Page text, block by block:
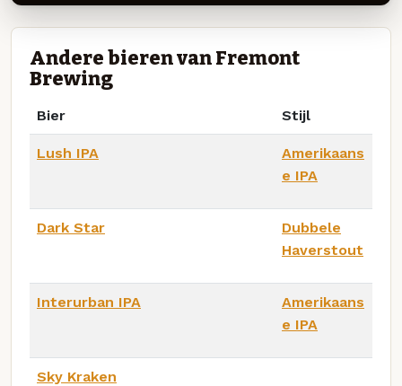
Andere bieren van Fremont
Brewing
Bier Stijl
Lush IPA
Amerikaans
e IPA
Dark Star
Dubbele
Haverstout
Interurban IPA
Amerikaans
e IPA
Sky Kraken